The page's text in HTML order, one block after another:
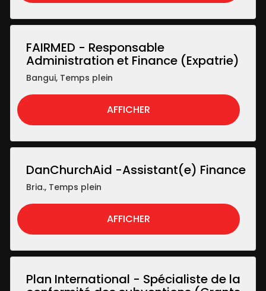
FAIRMED - Responsable
Administration et Finance (Expatrie)
Bangui, Temps plein
AFFICHER
DanChurchAid -Assistant(e) Finance
Bria., Temps plein
AFFICHER
Plan International - Spécialiste de la